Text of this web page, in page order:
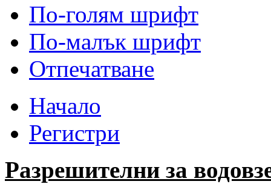
По-голям шрифт
По-малък шрифт
Отпечатване
Начало
Регистри
Разрешителни за